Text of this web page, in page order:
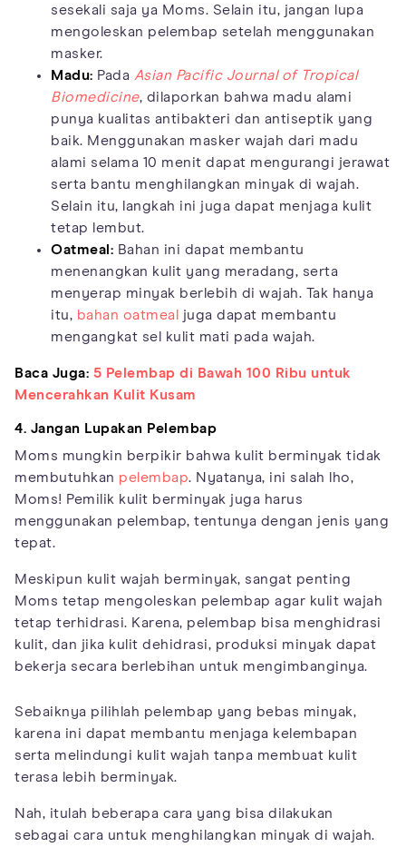
sesekali saja ya Moms. Selain itu, jangan lupa
mengoleskan pelembap setelah menggunakan
masker.
Madu: Pada Asian Pacific Journal of Tropical
Biomedicine, dilaporkan bahwa madu alami
punya kualitas antibakteri dan antiseptik yang
baik. Menggunakan masker wajah dari madu
alami selama 10 menit dapat mengurangi jerawat
serta bantu menghilangkan minyak di wajah.
Selain itu, langkah ini juga dapat menjaga kulit
tetap lembut.
Oatmeal: Bahan ini dapat membantu
menenangkan kulit yang meradang, serta
menyerap minyak berlebih di wajah. Tak hanya
itu, bahan oatmeal juga dapat membantu
mengangkat sel kulit mati pada wajah.
Baca Juga: 5 Pelembap di Bawah 100 Ribu untuk
Mencerahkan Kulit Kusam
4. Jangan Lupakan Pelembap
Moms mungkin berpikir bahwa kulit berminyak tidak
membutuhkan pelembap. Nyatanya, ini salah lho,
Moms! Pemilik kulit berminyak juga harus
menggunakan pelembap, tentunya dengan jenis yang
tepat.
Meskipun kulit wajah berminyak, sangat penting
Moms tetap mengoleskan pelembap agar kulit wajah
tetap terhidrasi. Karena, pelembap bisa menghidrasi
kulit, dan jika kulit dehidrasi, produksi minyak dapat
bekerja secara berlebihan untuk mengimbanginya.
Sebaiknya pilihlah pelembap yang bebas minyak,
karena ini dapat membantu menjaga kelembapan
serta melindungi kulit wajah tanpa membuat kulit
terasa lebih berminyak.
Nah, itulah beberapa cara yang bisa dilakukan
sebagai cara untuk menghilangkan minyak di wajah.